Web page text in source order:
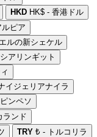
HKD HK$ - 香港ドル
ピア
ルの新シェケル
アリンギット
イジェリアナイラ
ンペソ
ランド
TRY ₺ - トルコリラ